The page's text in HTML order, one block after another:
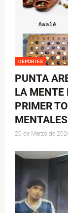
DEPORTES
PUNTA
LA MENTE
PRIMER
MENTALES
20 de Marzo de